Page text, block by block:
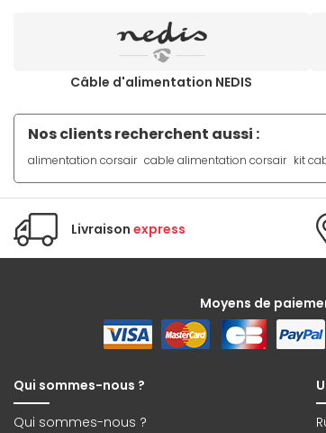
Câble d'alimentation NEDIS
Nos clients recherchent aussi :
alimentation corsair cable alimentation corsair kit
Livraison express
Moyens de
Qui sommes-nous ?
Qui sommes-nous ?